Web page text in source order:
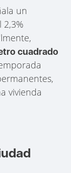
un
cuadrado
vivienda